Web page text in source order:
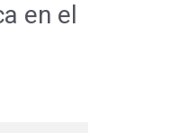
en el